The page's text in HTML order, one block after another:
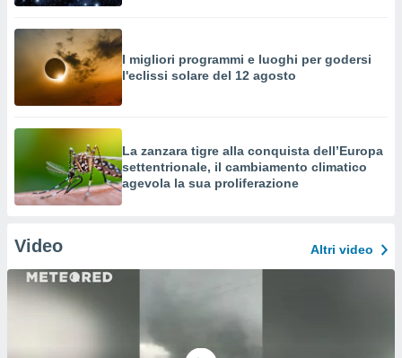
I migliori programmi e luoghi per godersi
l'eclissi solare del 12 agosto
La zanzara tigre alla conquista dell’Europa
settentrionale, il cambiamento climatico
agevola la sua proliferazione
Video Altri video